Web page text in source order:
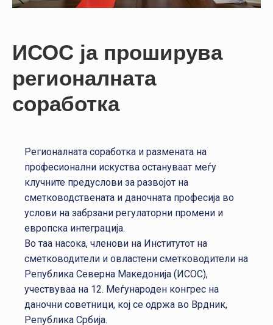
НАСТАНИ
НАЈАВА
ЗА
ЧЛЕНОВИ
АЖУРИРАЈ
ИСОС ја проширува
регионалната
соработка
Регионалната соработка и размената на
професионални искуства остануваат меѓу
клучните предуслови за развојот на
сметководствената и даночната професија во
услови на забрзани регулаторни промени и
европска интеграција.
Во таа насока, членови на Институтот на
сметководители и овластени сметководители на
Република Северна Македонија (ИСОС),
учествуваа на 12. Меѓународен конгрес на
даночни советници, кој се одржа во Врдник,
Република Србија.